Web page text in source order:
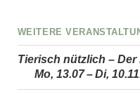
Weitere
Tierisch nützlich –
Mo, 13.07 – Di,